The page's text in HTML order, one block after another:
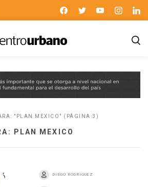
"PLAN MEXICO" (PÁGINA 3)
PLAN MEXICO
DIEGO RODRÍGUEZ